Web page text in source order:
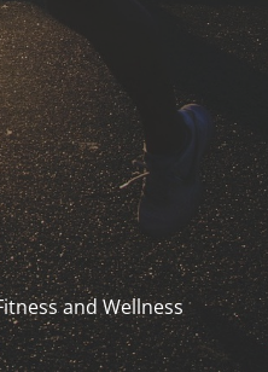
and Wellness